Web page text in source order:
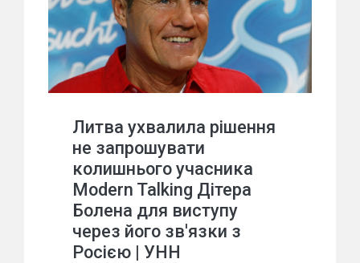
Литва ухвалила рішення
не запрошувати
колишнього учасника
Modern Talking Дітера
Болена для виступу
через його зв'язки з
Росією | УНН